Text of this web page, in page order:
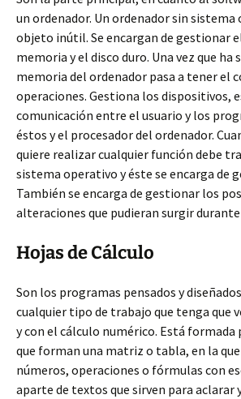
un ordenador. Un ordenador sin sistema
objeto inútil. Se encargan de gestionar
memoria y el disco duro. Una vez que ha
memoria del ordenador pasa a tener el
operaciones. Gestiona los dispositivos,
comunicación entre el usuario y los
éstos y el procesador del ordenador.
quiere realizar cualquier función debe
sistema operativo y éste se encarga de
También se encarga de gestionar los
alteraciones que pudieran surgir
Hojas de Cálculo
Son los programas pensados y
cualquier tipo de trabajo que tenga que
y con el cálculo numérico. Está formada
que forman una matriz o tabla, en la
números, operaciones o fórmulas con
aparte de textos que sirven para aclarar